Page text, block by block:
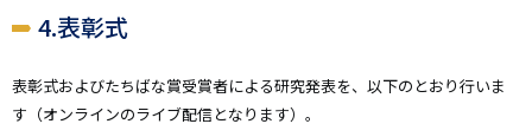
4.表彰式
表彰式およびたちばな賞受賞者による研究発表を、以下のとおり行いま
す（オンラインのライブ配信となります）。